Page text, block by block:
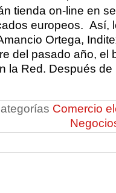
tienda on-line en
europeos. Así,
Ortega,
del pasado año, el
la Red. Después
Comercio